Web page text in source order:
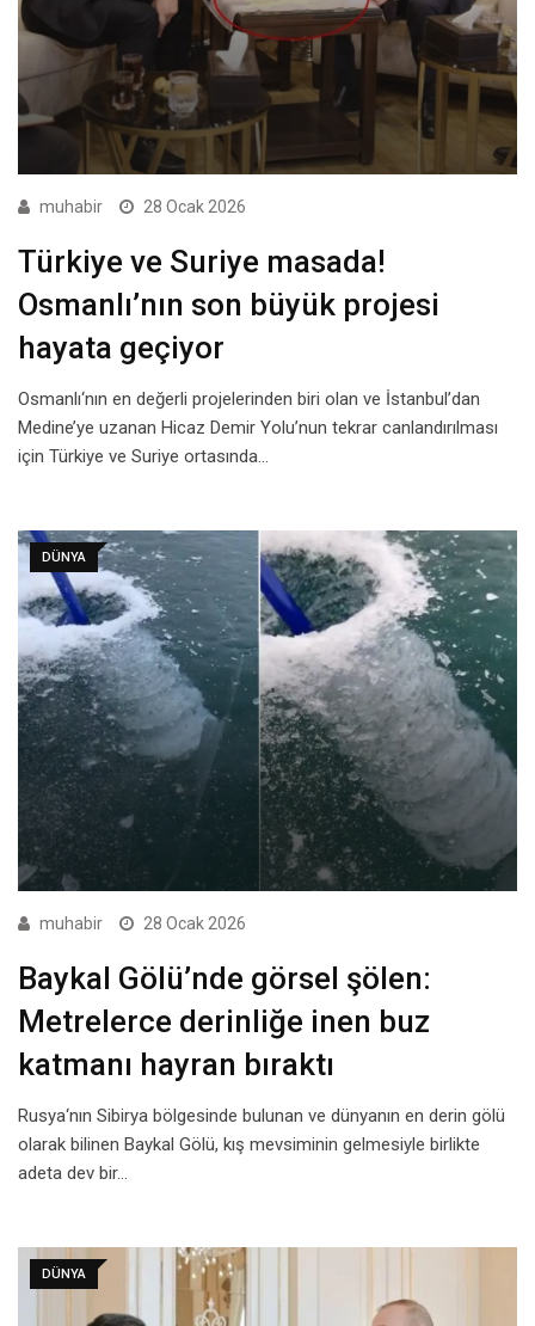
muhabir 28 Ocak 2026
Türkiye ve Suriye masada!
Osmanlı’nın son büyük projesi
hayata geçiyor
Osmanlı‘nın en değerli projelerinden biri olan ve İstanbul’dan
Medine’ye uzanan Hicaz Demir Yolu’nun tekrar canlandırılması
için Türkiye ve Suriye ortasında…
DÜNYA
muhabir 28 Ocak 2026
Baykal Gölü’nde görsel şölen:
Metrelerce derinliğe inen buz
katmanı hayran bıraktı
Rusya‘nın Sibirya bölgesinde bulunan ve dünyanın en derin gölü
olarak bilinen Baykal Gölü, kış mevsiminin gelmesiyle birlikte
adeta dev bir…
DÜNYA